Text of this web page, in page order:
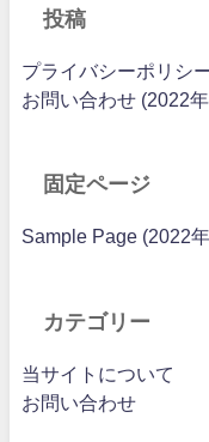
投稿
プライバシーポリシ
お問い合わせ (2022
固定ページ
Sample Page (2022
カテゴリー
当サイトについて
お問い合わせ